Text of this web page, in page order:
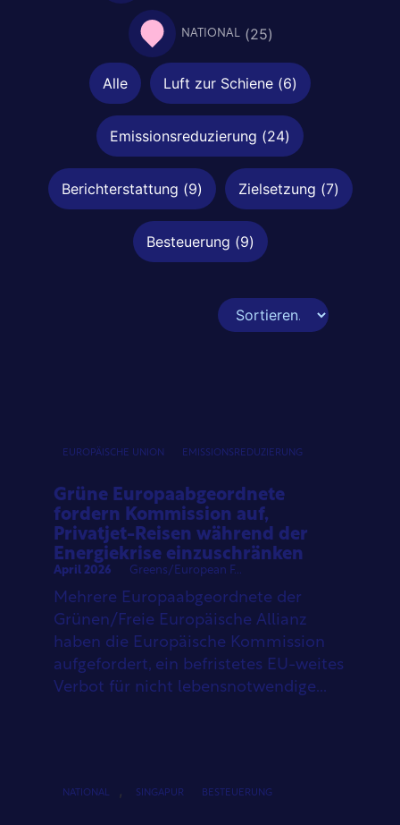
NATIONAL (25)
Alle Luft zur Schiene (6)
Emissionsreduzierung (24)
Berichterstattung (9) Zielsetzung (7)
Besteuerung (9)
EUROPÄISCHE UNION EMISSIONSREDUZIERUNG
Grüne Europaabgeordnete
fordern Kommission auf,
Privatjet-Reisen während der
Energiekrise einzuschränken
April 2026 Greens/European F...
Mehrere Europaabgeordnete der
Grünen/Freie Europäische Allianz
haben die Europäische Kommission
aufgefordert, ein befristetes EU-weites
Verbot für nicht lebensnotwendige...
NATIONAL , SINGAPUR BESTEUERUNG